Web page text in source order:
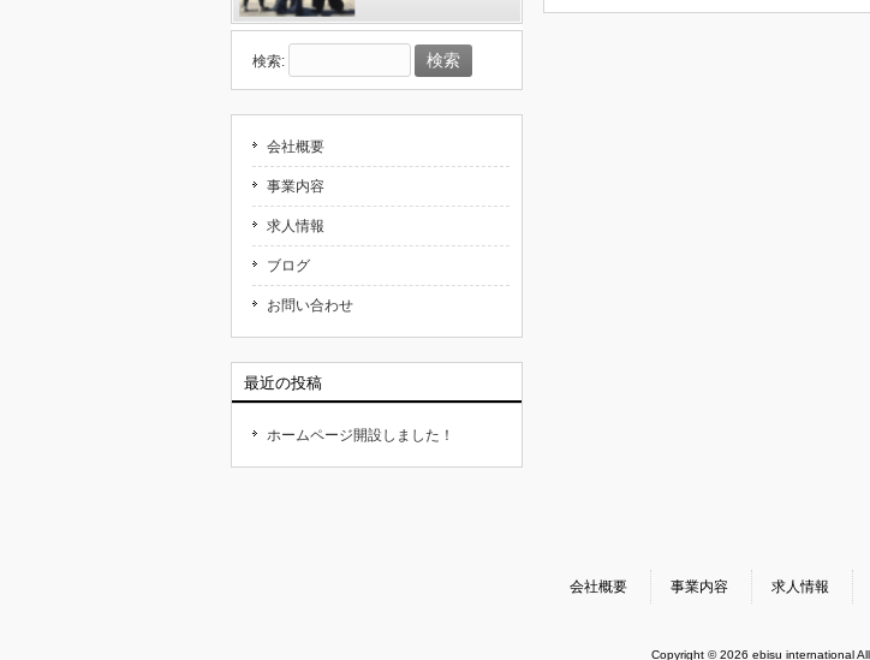
検索:
会社概要
事業内容
求人情報
ブログ
お問い合わせ
最近の投稿
ホームページ開設しました！
会社概要 事業内容 求人情報
Copyright © 2026 ebisu international All